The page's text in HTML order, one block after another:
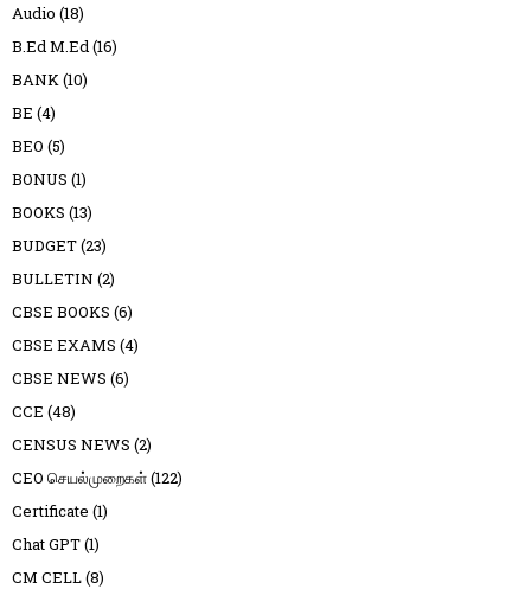
Audio (18)
B.Ed M.Ed (16)
BANK (10)
BE (4)
BEO (5)
BONUS (1)
BOOKS (13)
BUDGET(23)
BULLETIN (2)
CBSE BOOKS (6)
CBSE EXAMS (4)
CBSE NEWS (6)
CCE (48)
CENSUS NEWS (2)
CEO செயல்முறைகள்(122)
Certificate (1)
Chat GPT(1)
CM CELL(8)